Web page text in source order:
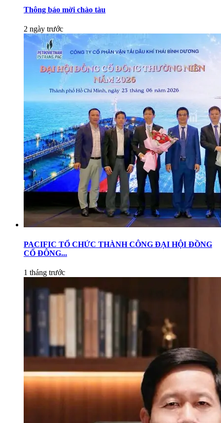
Thông báo mời chào tàu
2 ngày trước
PACIFIC TỔ CHỨC THÀNH CÔNG ĐẠI HỘI ĐỒNG
CỔ ĐÔNG...
1 tháng trước